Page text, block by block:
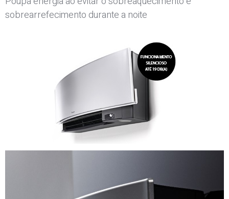
sobrearrefecimento durante a noite